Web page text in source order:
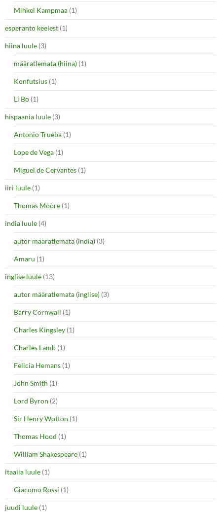
Mihkel Kampmaa (1)
esperanto keelest (1)
hiina luule (3)
määratlemata (hiina) (1)
Konfutsius (1)
Li Bo (1)
hispaania luule (3)
Antonio Trueba (1)
Lope de Vega (1)
Miguel de Cervantes (1)
iiri luule (1)
Thomas Moore (1)
india luule (4)
autor määratlemata (india) (3)
Amaru (1)
inglise luule (13)
autor määratlemata (inglise) (3)
Barry Cornwall (1)
Charles Kingsley (1)
Charles Lamb (1)
Felicia Hemans (1)
John Smith (1)
Lord Byron (2)
Sir Henry Wotton (1)
Thomas Hood (1)
William Shakespeare (1)
itaalia luule (1)
Giacomo Rossi (1)
juudi luule (1)